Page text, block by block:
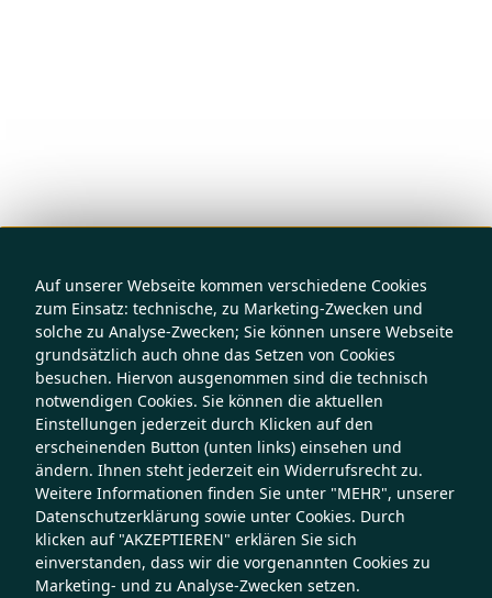
Auf unserer Webseite kommen verschiedene Cookies
zum Einsatz: technische, zu Marketing-Zwecken und
solche zu Analyse-Zwecken; Sie können unsere Webseite
grundsätzlich auch ohne das Setzen von Cookies
besuchen. Hiervon ausgenommen sind die technisch
notwendigen Cookies. Sie können die aktuellen
Einstellungen jederzeit durch Klicken auf den
erscheinenden Button (unten links) einsehen und
ändern. Ihnen steht jederzeit ein Widerrufsrecht zu.
Weitere Informationen finden Sie unter "MEHR", unserer
Datenschutzerklärung sowie unter Cookies. Durch
klicken auf "AKZEPTIEREN" erklären Sie sich
einverstanden, dass wir die vorgenannten Cookies zu
Marketing- und zu Analyse-Zwecken setzen.